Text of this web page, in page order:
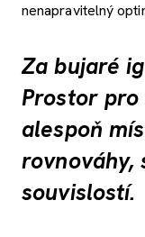
nenapravitelný
Za bujaré
Prostor pro
alespoň
rovnováhy,
souvislostí.